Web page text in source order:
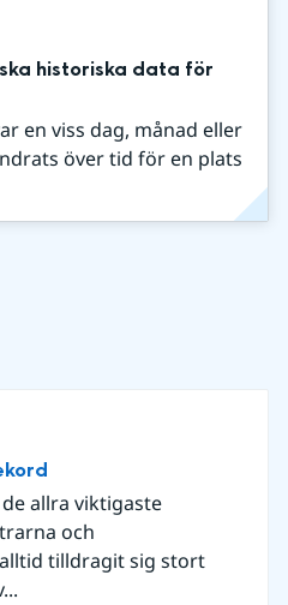
historiska data för
en viss dag, månad eller
över tid för en plats
allra viktigaste
och
tilldragit sig stort